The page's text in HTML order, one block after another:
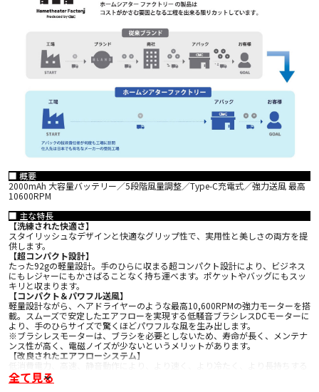
■ 概要
2000mAh 大容量バッテリー／5段階風量調整／Type-C充電式／強力送風 最高
10600RPM
■ 主な特長
【洗練された快適さ】
スタイリッシュなデザインと快適なグリップ性で、実用性と美しさの両方を提
供します。
【超コンパクト設計】
たった92gの軽量設計。手のひらに収まる超コンパクト設計により、ビジネス
にもレジャーにもかさばることなく持ち運べます。ポケットやバッグにもスッ
キリと収まります。
【コンパクト＆パワフル送風】
軽量設計ながら、ヘアドライヤーのような最高10,600RPMの強力モーターを搭
載。スムーズで安定したエアフローを実現する低騒音ブラシレスDCモーターに
より、手のひらサイズで驚くほどパワフルな風を生み出します。
※ブラシレスモーターは、ブラシを必要としないため、寿命が長く、メンテナ
ンス性が高く、電磁ノイズが少ないというメリットがあります。
【改良されたエアフローシステム】
冷却を実現します。
【5段階風量切替機能】
全て見る